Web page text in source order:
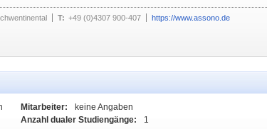
T: +49 (0)4307 900-407 https://www.assono.de
Mitarbeiter:
keine Angaben
Anzahl dualer Studiengänge:
1